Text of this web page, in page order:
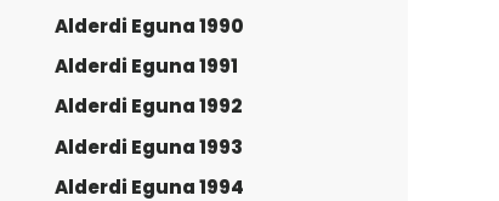
Alderdi Eguna 1990
Alderdi Eguna 1991
Alderdi Eguna 1992
Alderdi Eguna 1993
Alderdi Eguna 1994